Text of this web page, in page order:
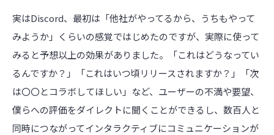
実はDiscord、最初は「他社がやってるから、うちもやって
みようか」くらいの感覚ではじめたのですが、実際に使って
みると予想以上の効果がありました。「これはどうなってい
るんですか？」「これはいつ頃リリースされますか？」「次
は〇〇とコラボしてほしい」など、ユーザーの不満や要望、
僕らへの評価をダイレクトに聞くことができるし、数百人と
同時につながってインタラクティブにコミュニケーションが